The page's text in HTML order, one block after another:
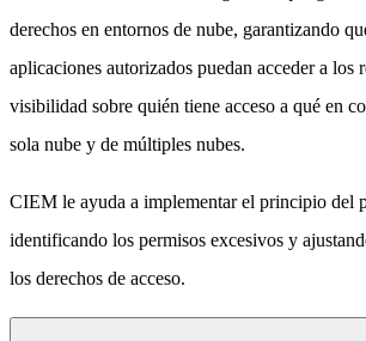
derechos en entornos de nube, garantizando
aplicaciones autorizados puedan acceder a los
visibilidad sobre quién tiene acceso a qué en
sola nube y de múltiples nubes.
CIEM le ayuda a implementar el principio del
identificando los permisos excesivos y
los derechos de acceso.